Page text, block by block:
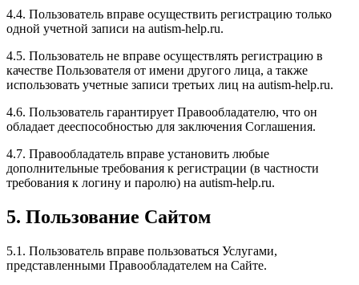
4.4. Пользователь вправе осуществить регистрацию только
одной учетной записи на autism-help.ru.
4.5. Пользователь не вправе осуществлять регистрацию в
качестве Пользователя от имени другого лица, а также
использовать учетные записи третьих лиц на autism-help.ru.
4.6. Пользователь гарантирует Правообладателю, что он
обладает дееспособностью для заключения Соглашения.
4.7. Правообладатель вправе установить любые
дополнительные требования к регистрации (в частности
требования к логину и паролю) на autism-help.ru.
5. Пользование Сайтом
5.1. Пользователь вправе пользоваться Услугами,
представленными Правообладателем на Сайте.